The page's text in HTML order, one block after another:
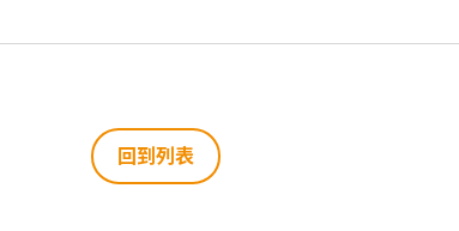
回到列表